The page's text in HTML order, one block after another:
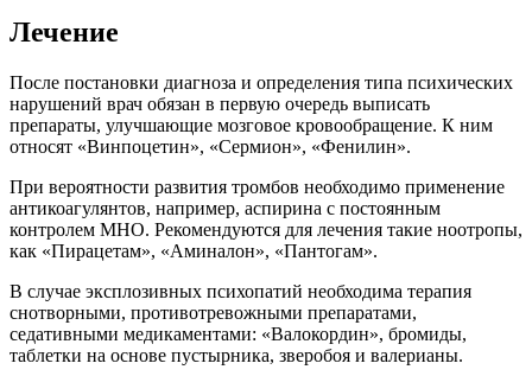
Лечение
После постановки диагноза и определения типа психических
нарушений врач обязан в первую очередь выписать
препараты, улучшающие мозговое кровообращение. К ним
относят «Винпоцетин», «Сермион», «Фенилин».
При вероятности развития тромбов необходимо применение
антикоагулянтов, например, аспирина с постоянным
контролем МНО. Рекомендуются для лечения такие ноотропы,
как «Пирацетам», «Аминалон», «Пантогам».
В случае эксплозивных психопатий необходима терапия
снотворными, противотревожными препаратами,
седативными медикаментами: «Валокордин», бромиды,
таблетки на основе пустырника, зверобоя и валерианы.